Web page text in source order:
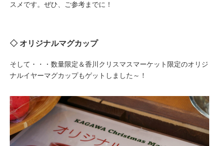
スメです。ぜひ、ご参考までに！
◇ オリジナルマグカップ
そして・・・数量限定＆香川クリスマスマーケット限定のオリジ
ナルイヤーマグカップもゲットしました～！